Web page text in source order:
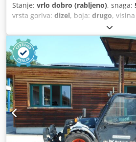
Stanje: vrlo dobro (rabljeno), snaga:
vrsta goriva: dizel, boja: drugo,
, radni